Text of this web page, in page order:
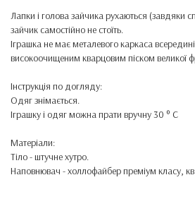
Лапки і голова зайчика рухаються (завдяки
зайчик самостійно не стоїть.
Іграшка не має металевого каркаса
високоочищеним кварцовим піском великої
Інструкція по догляду:
Одяг знімається.
Іграшку і одяг можна прати вручну 30 ° C
Матеріали:
Тіло - штучне хутро.
Наповнювач - холлофайбер преміум класу,